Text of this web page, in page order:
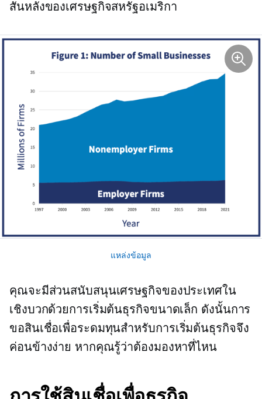
สันหลังของเศรษฐกิจสหรัฐอเมริกา
แหล่งข้อมูล
คุณจะมีส่วนสนับสนุนเศรษฐกิจของประเทศใน
เชิงบวกด้วยการเริ่มต้นธุรกิจขนาดเล็ก ดังนั้นการ
ขอสินเชื่อเพื่อระดมทุนสำหรับการเริ่มต้นธุรกิจจึง
ค่อนข้างง่าย หากคุณรู้ว่าต้องมองหาที่ไหน